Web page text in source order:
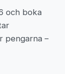
och boka
pengarna –